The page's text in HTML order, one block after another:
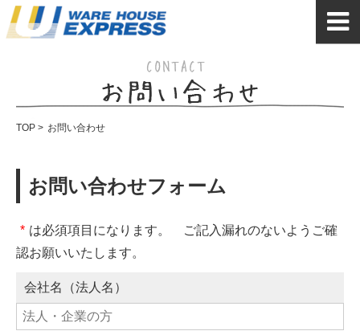
TOP > お問い合わせ
お問い合わせフォーム
* は必須項目になります。 ご記入漏れのないようご確
認お願いいたします。
会社名（法人名）